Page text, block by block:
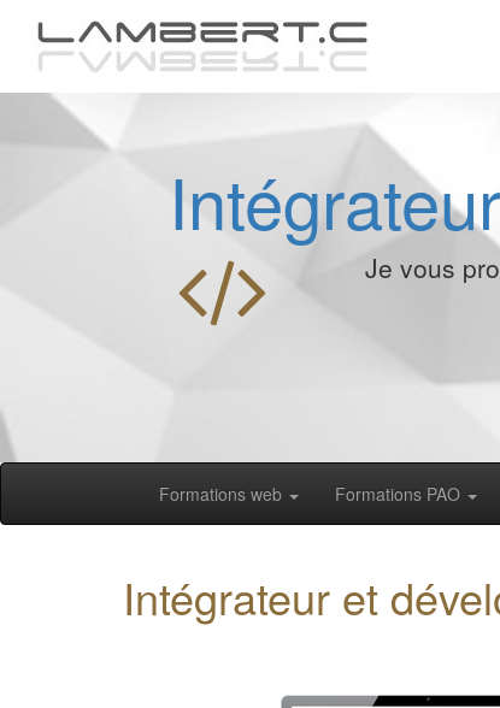
Je vous
Formations web Formations PAO
Intégrateur et